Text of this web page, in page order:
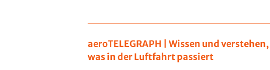
aeroTELEGRAPH | Wissen und verstehen,
was in der Luftfahrt passiert